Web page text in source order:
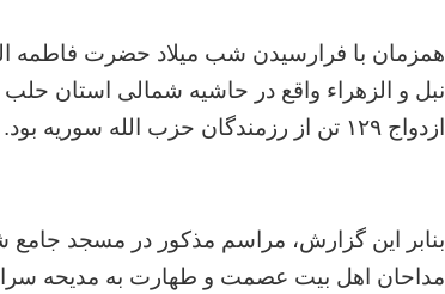
همزمان با فرارسیدن شب میلاد حضرت فاطمه
نبل و الزهراء واقع در حاشیه شمالی استان
ازدواج ۱۲۹ تن از رزمندگان حزب الله سوریه بود.
بنابر این گزارش، مراسم مذکور در مسجد
مداحان اهل بیت عصمت و طهارت به مدیحه